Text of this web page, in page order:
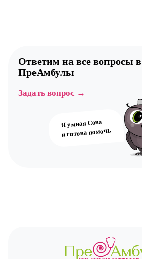
Ответим на все вопросы в
ПреАмбулы
Задать вопрос →
Я умная Сова
и готова помочь